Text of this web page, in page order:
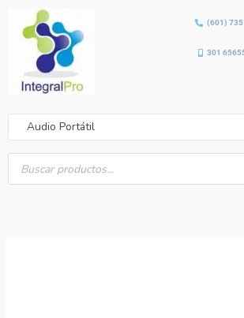
contenido
(601)
301
Audio Portátil
Búsqueda
productos